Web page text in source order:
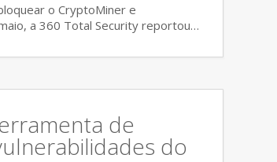
o CryptoMiner e
a 360 Total Security reportou…
de
do